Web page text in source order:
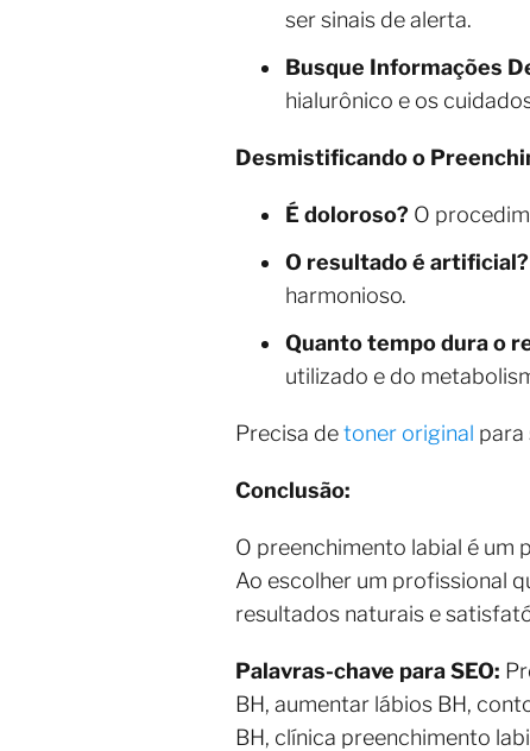
ser sinais de alerta.
Busque Informações
hialurônico e os
Desmistificando o
É doloroso? O
O resultado é artificial?
harmonioso.
Quanto tempo dura o
utilizado e do
Precisa detoner original para
Conclusão:
O preenchimento labial é um
Ao escolher um profissional
resultados naturais e
Palavras-chave para SEO:
BH, aumentar lábios BH,
BH, clínica preenchimento